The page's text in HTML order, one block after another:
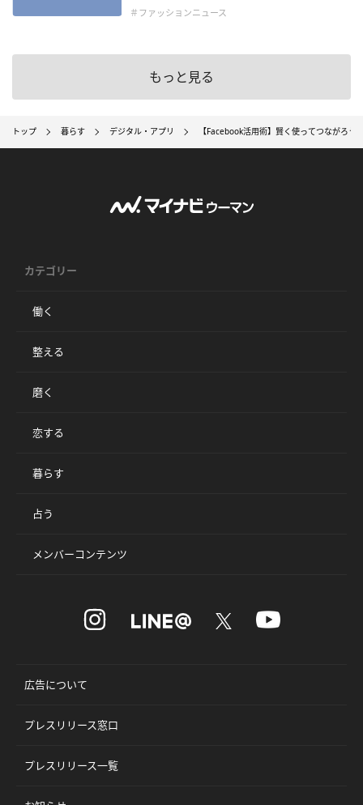
＃ファッションニュース
もっと見る
トップ 暮らす デジタル・アプリ 【Facebook活用術】賢く使ってつながろ
カテゴリー
働く
整える
磨く
恋する
暮らす
占う
メンバーコンテンツ
広告について
プレスリリース窓口
プレスリリース一覧